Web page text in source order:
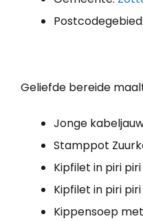
Geliefde bereide
Jonge
Stamppot
Kipfilet in piri piri
Kipfilet in piri piri
Kippensoep